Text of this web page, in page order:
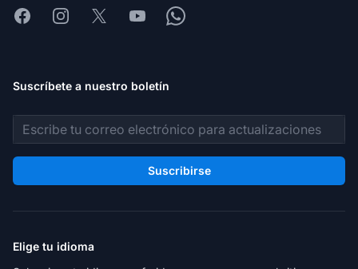
FacebookInstagram
X YoutubeWhatsapp
Suscríbete a nuestro boletín
Dirección de correo electrónico
Suscribirse
Elige tu idioma